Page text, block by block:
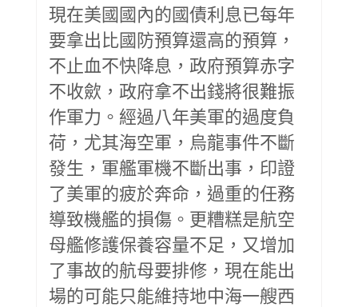
現在美國國內的國債利息已每年
要拿出比國防預算還高的預算，
不止血不快降息，政府預算赤字
不收歛，政府拿不出錢將很難振
作軍力。經過八年美軍的過度負
荷，尤其海空軍，烏龍事件不斷
發生，軍艦軍機不斷出事，印證
了美軍的疲於奔命，過重的任務
導致機艦的損傷。更糟糕是航空
母艦修護保養容量不足，又增加
了事故的航母要排修，現在能出
場的可能只能維持地中海一艘西